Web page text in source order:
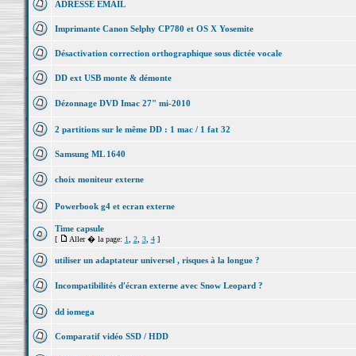
ADRESSE EMAIL
Imprimante Canon Selphy CP780 et OS X Yosemite
Désactivation correction orthographique sous dictée vocale
DD ext USB monte & démonte
Dézonnage DVD Imac 27" mi-2010
2 partitions sur le même DD : 1 mac / 1 fat 32
Samsung ML 1640
choix moniteur externe
Powerbook g4 et ecran externe
Time capsule
[ Aller � la page: 1 2, 3, 4]
utiliser un adaptateur universel , risques à la longue ?
Incompatibilités d'écran externe avec Snow Leopard ?
dd iomega
Comparatif vidéo SSD / HDD